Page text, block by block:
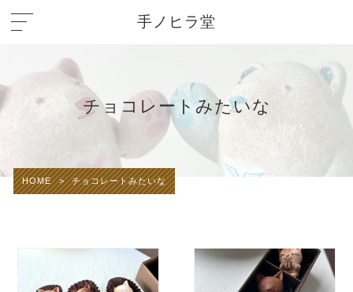
手ノヒラ堂
チョコレートみたいな
HOME > チョコレートみたいな